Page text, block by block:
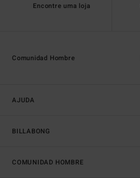
Encontre uma loja
AJUDA
BILLABONG
Comunidad Hombre
COMUNIDAD HOMBRE